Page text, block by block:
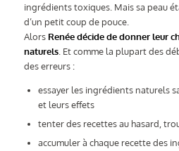
ingrédients toxiques. Mais sa peau
d’un petit coup de pouce.
Alors Renée décide de donner leur
naturels. Et comme la plupart des
des erreurs :
essayer les ingrédients naturels
et leurs effets
tenter des recettes au hasard,
accumuler à chaque recette des